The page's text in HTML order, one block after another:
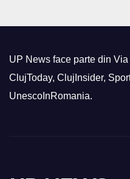
UP News face parte din
ClujToday, ClujInsider,
UnescoInRomania.